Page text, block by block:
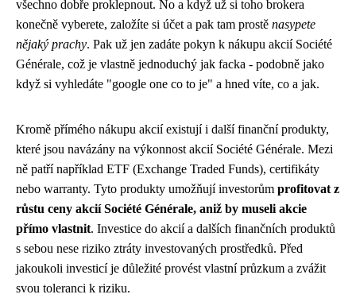
všechno dobře proklepnout. No a když už si toho brokera
konečně vyberete, založíte si účet a pak tam prostě nasypete
nějaký prachy. Pak už jen zadáte pokyn k nákupu akcií Société
Générale, což je vlastně jednoduchý jak facka - podobně jako
když si vyhledáte "google one co to je" a hned víte, co a jak.
Kromě přímého nákupu akcií existují i další finanční produkty,
které jsou navázány na výkonnost akcií Société Générale. Mezi
ně patří například ETF (Exchange Traded Funds), certifikáty
nebo warranty. Tyto produkty umožňují investorům profitovat z
růstu ceny akcií Société Générale, aniž by museli akcie
přímo vlastnit. Investice do akcií a dalších finančních produktů
s sebou nese riziko ztráty investovaných prostředků. Před
jakoukoli investicí je důležité provést vlastní průzkum a zvážit
svou toleranci k riziku.